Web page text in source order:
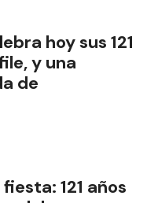
hoy sus 121
y una
de
121 años